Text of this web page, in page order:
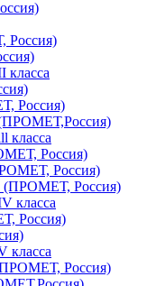
класса
Россия)
класса
Россия)
Россия)
(ПРОМЕТ, Россия)
класса
Россия)
класса
Россия)